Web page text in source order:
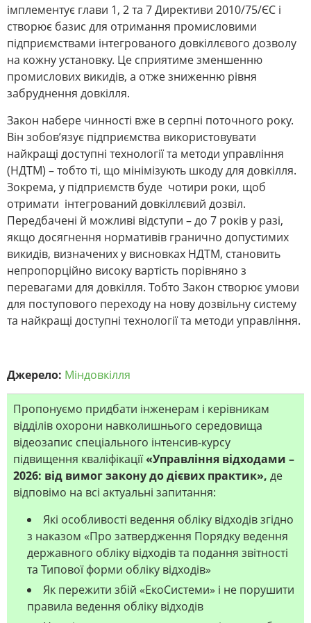
імплементує глави 1, 2 та 7 Директиви 2010/75/ЄС і
створює базис для отримання промисловими
підприємствами інтегрованого довкіллєвого дозволу
на кожну установку. Це сприятиме зменшенню
промислових викидів, а отже зниженню рівня
забруднення довкілля.
Закон набере чинності вже в серпні поточного року.
Він зобов’язує підприємства використовувати
найкращі доступні технології та методи управління
(НДТМ) – тобто ті, що мінімізують шкоду для довкілля.
Зокрема, у підприємств буде чотири роки, щоб
отримати інтегрований довкіллєвий дозвіл.
Передбачені й можливі відступи – до 7 років у разі,
якщо досягнення нормативів гранично допустимих
викидів, визначених у висновках НДТМ, становить
непропорційно високу вартість порівняно з
перевагами для довкілля. Тобто Закон створює умови
для поступового переходу на нову дозвільну систему
та найкращі доступні технології та методи управління.
Джерело: Міндовкілля
Пропонуємо придбати інженерам і керівникам
відділів охорони навколишнього середовища
відеозапис спеціального інтенсив-курсу
підвищення кваліфікації«Управління відходами –
2026: від вимог закону до дієвих практик», де
відповімо на всі актуальні запитання:
Які особливості ведення обліку відходів згідно
з наказом «Про затвердження Порядку ведення
державного обліку відходів та подання звітності
та Типової форми обліку відходів»
Як пережити збій «ЕкоСистеми» і не порушити
правила ведення обліку відходів